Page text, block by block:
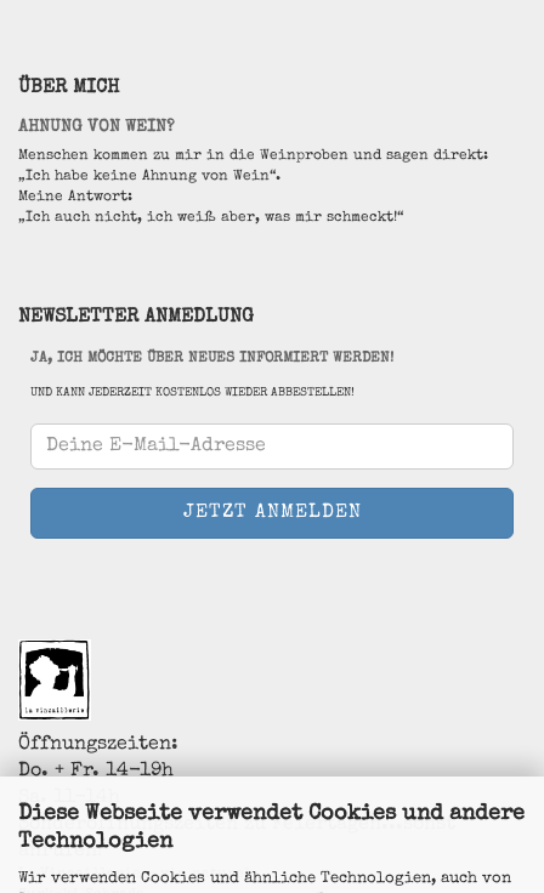
Diese Webseite verwendet Cookies und andere
Technologien
Wir verwenden Cookies und ähnliche Technologien, auch von
ÜBER MICH
AHNUNG VON WEIN?
Menschen kommen zu mir in die Weinproben und sagen direkt:
„Ich habe keine Ahnung von Wein“.
Meine Antwort:
„Ich auch nicht, ich weiß aber, was mir schmeckt!“
NEWSLETTER ANMEDLUNG
JA, ICH MÖCHTE ÜBER NEUES INFORMIERT WERDEN!
UND KANN JEDERZEIT KOSTENLOS WIEDER ABBESTELLEN!
Öffnungszeiten:
Do. + Fr. 14-19h
Sa. 11-14h
Sonderöffnungszeiten zu Feiertagen...sonst
anrufen!
La Vincaillerie - vin naturel